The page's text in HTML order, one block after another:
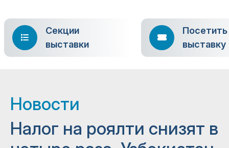
Секции
выставки
Посетить
выставку
Новости
Налог на роялти снизят в